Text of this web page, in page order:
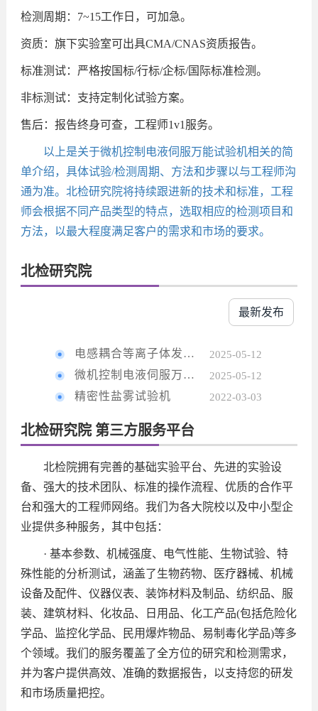
检测周期：7~15工作日，可加急。
资质：旗下实验室可出具CMA/CNAS资质报告。
标准测试：严格按国标/行标/企标/国际标准检测。
非标测试：支持定制化试验方案。
售后：报告终身可查，工程师1v1服务。
以上是关于微机控制电液伺服万能试验机相关的简
单介绍，具体试验/检测周期、方法和步骤以与工程师沟
通为准。北检研究院将持续跟进新的技术和标准，工程
师会根据不同产品类型的特点，选取相应的检测项目和
方法，以最大程度满足客户的需求和市场的要求。
北检研究院
最新发布
电感耦合等离子体发射光谱仪 2025-05-12
微机控制电液伺服万能试验机 2025-05-12
精密性盐雾试验机 2022-03-03
北检研究院 第三方服务平台
北检院拥有完善的基础实验平台、先进的实验设
备、强大的技术团队、标准的操作流程、优质的合作平
台和强大的工程师网络。我们为各大院校以及中小型企
业提供多种服务，其中包括：
· 基本参数、机械强度、电气性能、生物试验、特
殊性能的分析测试，涵盖了生物药物、医疗器械、机械
设备及配件、仪器仪表、装饰材料及制品、纺织品、服
装、建筑材料、化妆品、日用品、化工产品(包括危险化
学品、监控化学品、民用爆炸物品、易制毒化学品)等多
个领域。我们的服务覆盖了全方位的研究和检测需求，
并为客户提供高效、准确的数据报告，以支持您的研发
和市场质量把控。